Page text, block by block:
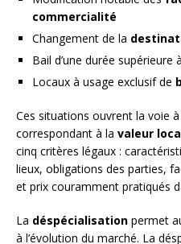
commercialité
Changement de la
Bail d’une durée supérieure
Locaux à usage exclusif de
Ces situations ouvrent la voie
correspondant à la valeur
cinq critères légaux :
lieux, obligations des parties,
et prix couramment pratiqués
La déspécialisation permet
à l’évolution du marché. La